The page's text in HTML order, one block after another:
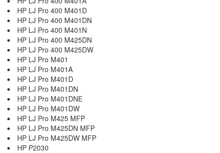
HP LJ Pro 400 M401D
HP LJ Pro 400 M401DN
HP LJ Pro 400 M401N
HP LJ Pro 400 M425DN
HP LJ Pro 400 M425DW
HP LJ Pro M401
HP LJ Pro M401A
HP LJ Pro M401D
HP LJ Pro M401DN
HP LJ Pro M401DNE
HP LJ Pro M401DW
HP LJ Pro M425 MFP
HP LJ Pro M425DN MFP
HP LJ Pro M425DW MFP
HP P2030